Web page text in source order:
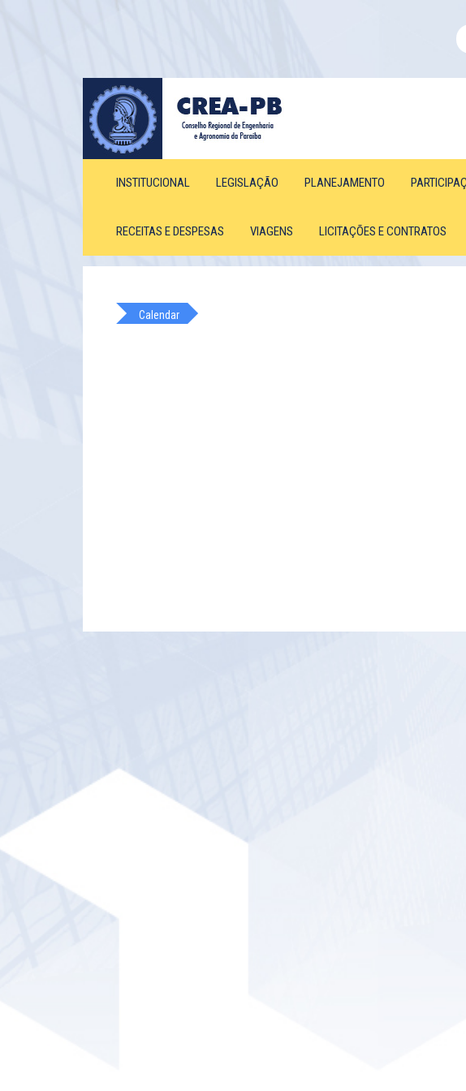
INSTITUCIONAL LEGISLAÇÃO PLANEJAMENTO
RECEITAS E DESPESAS VIAGENS LICITAÇÕES E CONTRATOS
Calendar